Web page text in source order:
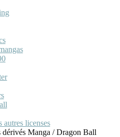
autres licenses
dérivés Manga /Dragon Ball